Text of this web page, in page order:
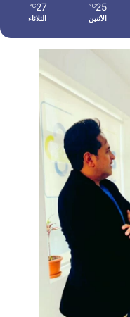
25
℃
الأثنين
27
℃
الثلاثاء